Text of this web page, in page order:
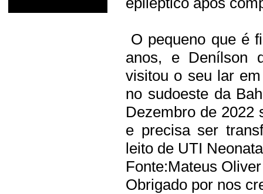
O pequeno que é
anos, e Denílson
visitou o seu lar
no sudoeste da
Dezembro de 2022
e precisa ser
leito de UTI
Fonte:Mateus Oliver
Obrigado por nos